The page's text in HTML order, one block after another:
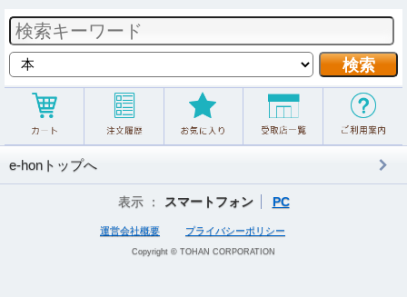
e-honトップへ
表示 ： スマートフォン PC
運営会社概要 プライバシーポリシー
Copyright © TOHAN CORPORATION